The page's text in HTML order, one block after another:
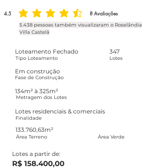
4.5 8 Avaliações
classificação média é 4.5 de 5, com base em 8 votos, Avaliações
5.438 pessoas também visualizaram o Roselândia
Villa Castelã
Loteamento Fechado
Tipo Loteamento
347
Lotes
Em construção
Fase de Construção
134m² à 325m²
Metragem dos Lotes
Lotes residenciais & comerciais
Finalidade
133.760,63m²
Área Terreno Área Verde
Lotes a partir de:
R$ 158.400,00